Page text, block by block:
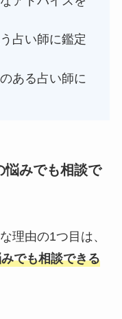
占い師に鑑定
ある占い師に
悩みでも相談で
理由の1つ目は、
でも相談できる